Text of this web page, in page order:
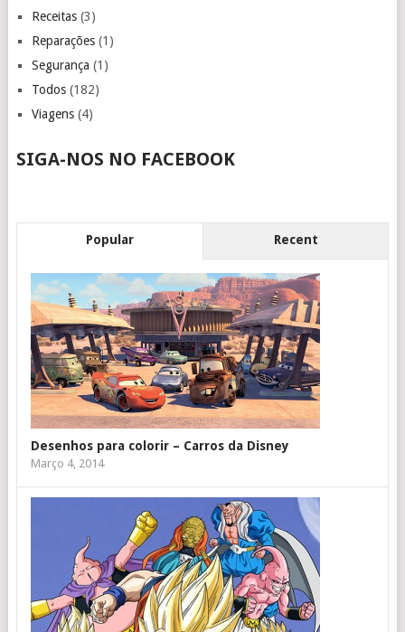
Receitas(3)
Reparações(1)
Segurança (1)
Todos(182)
Viagens(4)
SIGA-NOS NO FACEBOOK
Popular Recent
Desenhos para colorir – Carros da Disney
Março 4, 2014